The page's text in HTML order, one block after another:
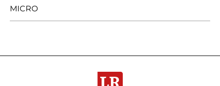
MICRO